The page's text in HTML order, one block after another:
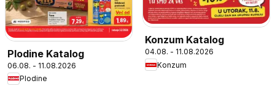
Plodine Katalog
06.08. - 11.08.2026
Plodine
Konzum Katalog
04.08. - 11.08.2026
Konzum